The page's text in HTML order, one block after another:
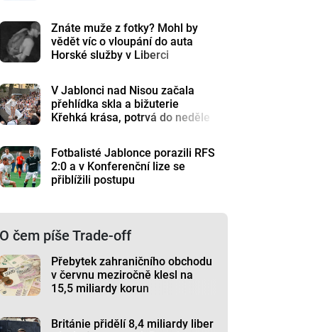
Znáte muže z fotky? Mohl by
vědět víc o vloupání do auta
Horské služby v Liberci
V Jablonci nad Nisou začala
přehlídka skla a bižuterie
Křehká krása, potrvá do neděle
Fotbalisté Jablonce porazili RFS
2:0 a v Konferenční lize se
přiblížili postupu
O čem píše Trade-off
Přebytek zahraničního obchodu
v červnu meziročně klesl na
15,5 miliardy korun
Británie přidělí 8,4 miliardy liber